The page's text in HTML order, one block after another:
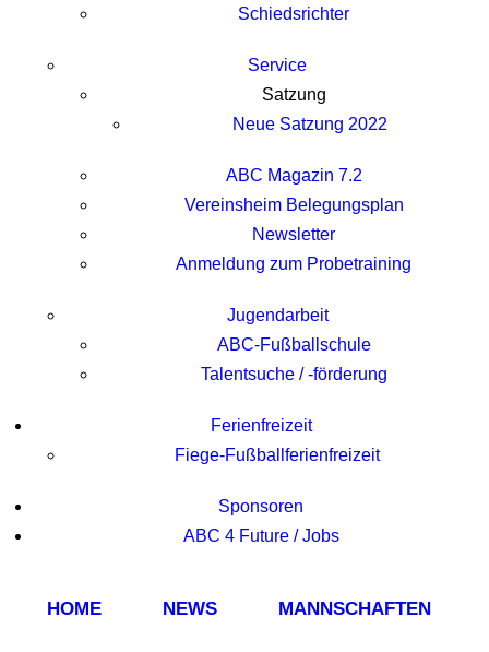
Schiedsrichter
Service
Satzung
Neue Satzung 2022
ABC Magazin 7.2
Vereinsheim Belegungsplan
Newsletter
Anmeldung zum Probetraining
Jugendarbeit
ABC-Fußballschule
Talentsuche / -förderung
Ferienfreizeit
Fiege-Fußballferienfreizeit
Sponsoren
ABC 4 Future / Jobs
HOME NEWS MANNSCHAFTEN